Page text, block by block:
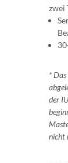
zwei
*
der
nicht